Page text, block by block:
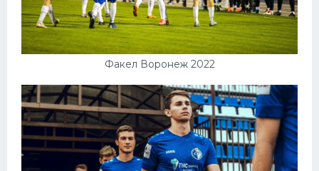
Факел Воронеж 2022